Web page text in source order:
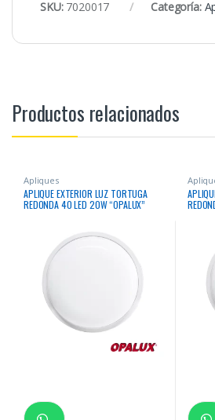
SKU: 7020017 Categoría:
Productos relacionados
Apliques
APLIQUE EXTERIOR LUZ TORTUGA
REDONDA 40 LED 20W “OPALUX”